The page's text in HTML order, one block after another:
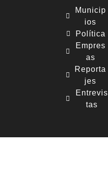
Municip
ios
Política
Empres
as
Reporta
jes
Entrevis
tas